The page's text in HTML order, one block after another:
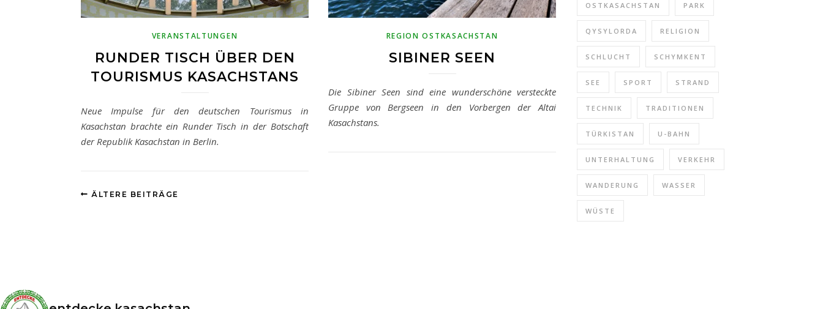
VERANSTALTUNGEN
RUNDER TISCH ÜBER DEN
TOURISMUS KASACHSTANS
Neue Impulse für den deutschen Tourismus in
Kasachstan brachte ein Runder Tisch in der Botschaft
der Republik Kasachstan in Berlin.
REGION OSTKASACHSTAN
SIBINER SEEN
Die Sibiner Seen sind eine wunderschöne versteckte
Gruppe von Bergseen in den Vorbergen der Altai
Kasachstans.
ÄLTERE BEITRÄGE
OSTKASACHSTAN PARK
QYSYLORDA RELIGION
SCHLUCHT SCHYMKENT
SEE SPORT STRAND
TECHNIK TRADITIONEN
TÜRKISTAN U-BAHN
UNTERHALTUNG VERKEHR
WANDERUNG WASSER
WÜSTE